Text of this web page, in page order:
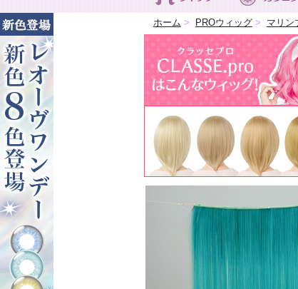
ホーム > PROウィッグ > マリン